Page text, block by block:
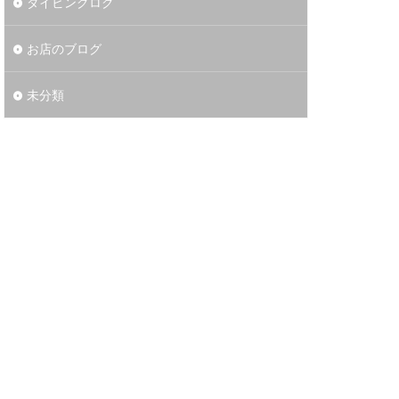
お店のブログ
未分類